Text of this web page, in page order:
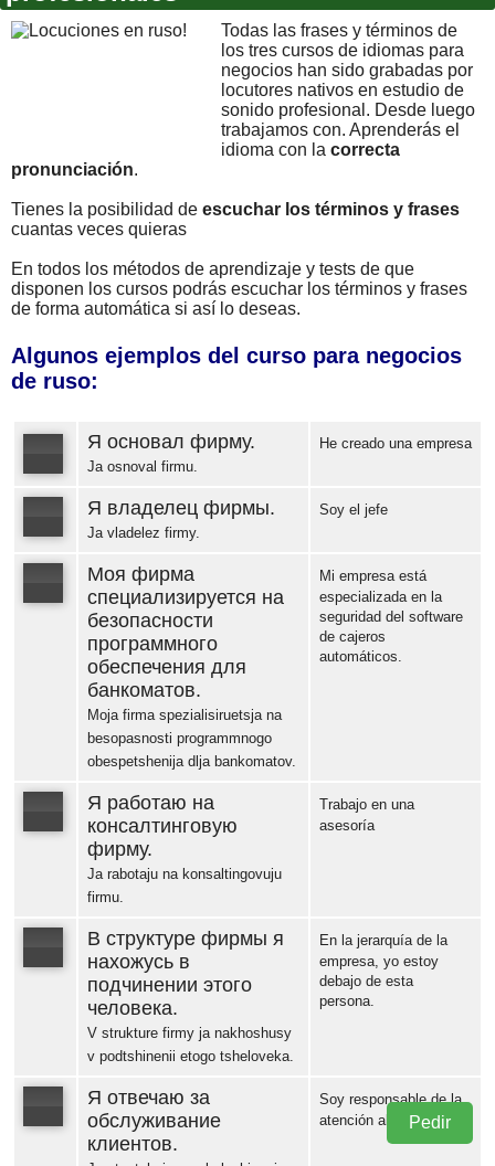
Pedir
Todas las frases y términos de
los tres cursos de idiomas para
negocios han sido grabadas por
locutores nativos en estudio de
sonido profesional. Desde luego
trabajamos con. Aprenderás el
idioma con la correcta
pronunciación.
Tienes la posibilidad de escuchar los términos y frases
cuantas veces quieras
En todos los métodos de aprendizaje y tests de que
disponen los cursos podrás escuchar los términos y frases
de forma automática si así lo deseas.
Algunos ejemplos del curso para negocios
de ruso:
Я основал фирму.
Ja osnoval firmu.
He creado una empresa
Я владелец фирмы.
Ja vladelez firmy.
Soy el jefe
Моя фирма
специализируется на
безопасности
программного
обеспечения для
банкоматов.
Moja firma spezialisiruetsja na
besopasnosti programmnogo
obespetshenija dlja bankomatov.
Mi empresa está
especializada en la
seguridad del software
de cajeros
automáticos.
Я работаю на
консалтинговую
фирму.
Ja rabotaju na konsaltingovuju
firmu.
Trabajo en una
asesoría
В структуре фирмы я
нахожусь в
подчинении этого
человека.
V strukture firmy ja nakhoshusy
v podtshinenii etogo tsheloveka.
En la jerarquía de la
empresa, yo estoy
debajo de esta
persona.
Я отвечаю за
обслуживание
клиентов.
Soy responsable de la
atención al clientes